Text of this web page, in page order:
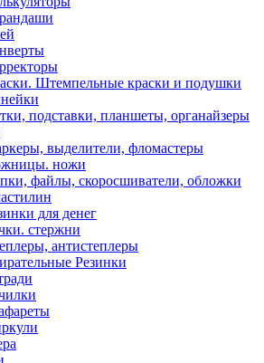
Штемпельные краски и подушки
подставки, планшеты, органайзеры
выделители, фломастеры
ножи
файлы, скоросшиватели, обложки
для денег
стержни
антистеплеры
Резинки